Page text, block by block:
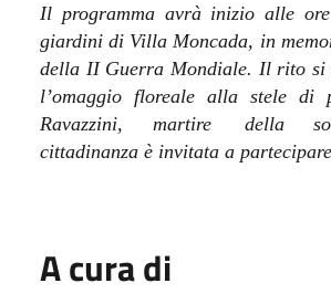
Il programma avrà inizio alle
giardini di Villa Moncada, in
della II Guerra Mondiale. Il rito si
l’omaggio floreale alla stele di
Ravazzini, martire della
cittadinanza è invitata a
A cura di